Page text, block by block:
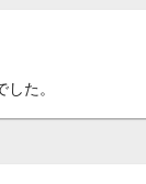
た。